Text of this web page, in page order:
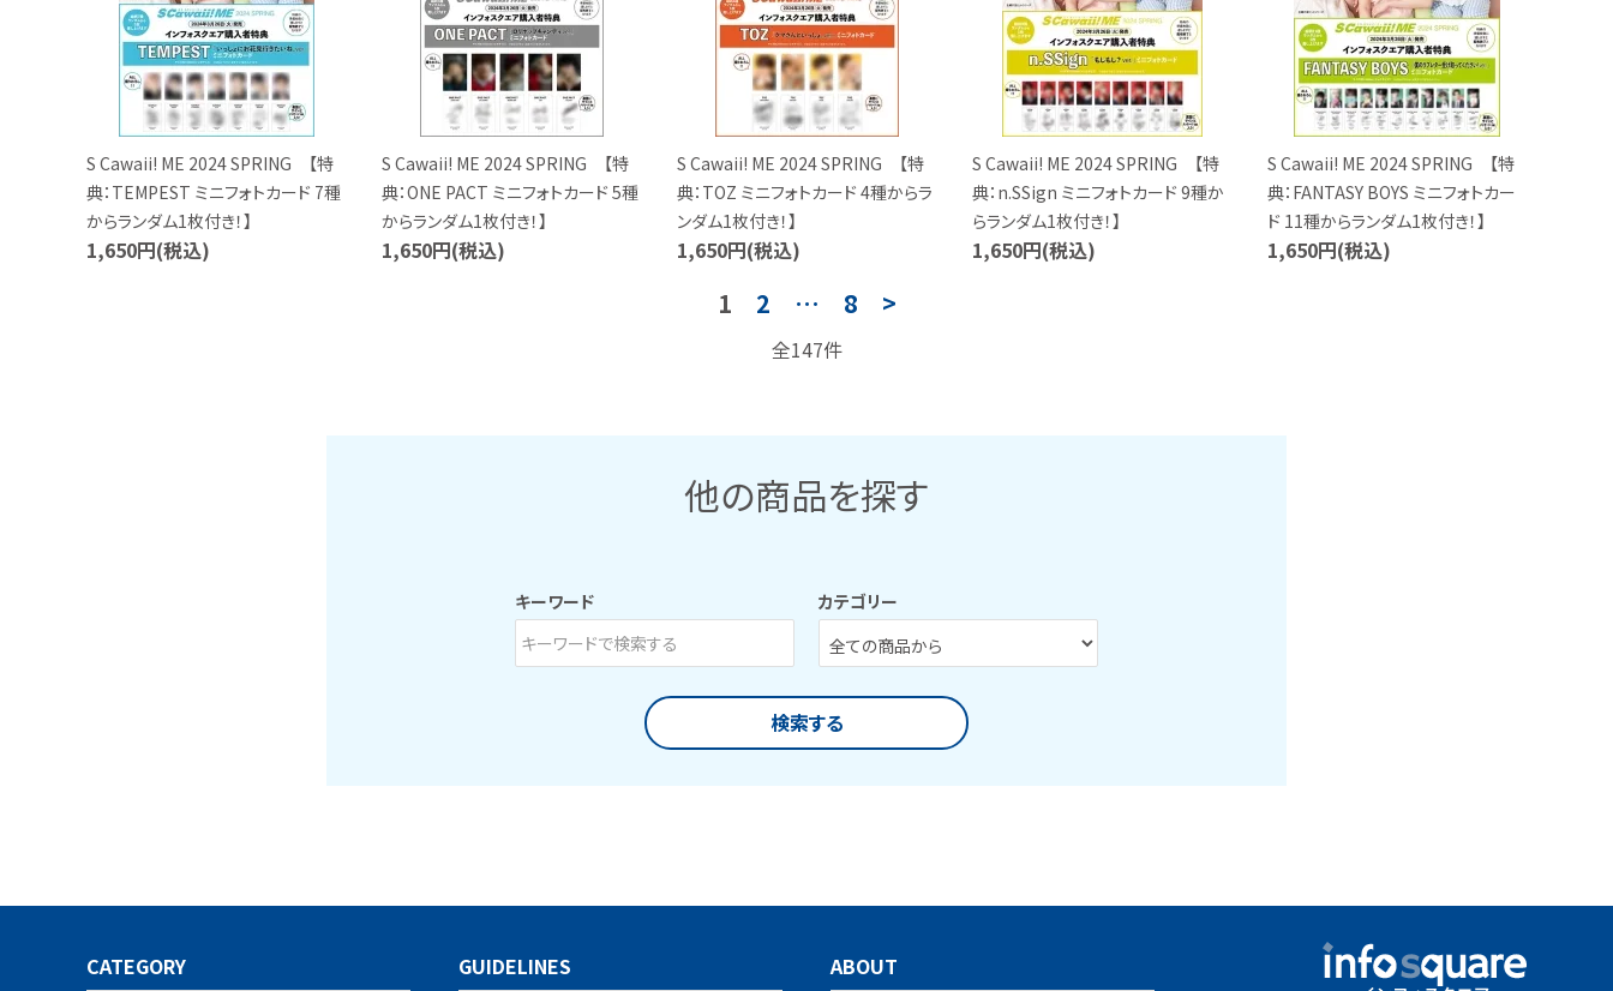
S Cawaii! ME 2024 SPRING 【特
典：TEMPEST ミニフォトカード 7種
からランダム1枚付き！】
1,650円(税込)
S Cawaii! ME 2024 SPRING 【特
典：ONE PACT ミニフォトカード 5種
からランダム1枚付き！】
1,650円(税込)
S Cawaii! ME 2024 SPRING 【特
典：TOZ ミニフォトカード 4種からラ
ンダム1枚付き！】
1,650円(税込)
S Cawaii! ME 2024 SPRING 【特
典：n.SSign ミニフォトカード 9種か
らランダム1枚付き！】
1,650円(税込)
S Cawaii! ME 2024 SPRING 【特
典：FANTASY BOYS ミニフォトカー
ド 11種からランダム1枚付き！】
1,650円(税込)
1 2 … 8 >
全147件
他の商品を探す
キーワード カテゴリー
検索する
キーワード
CATEGORY GUIDELINES ABOUT